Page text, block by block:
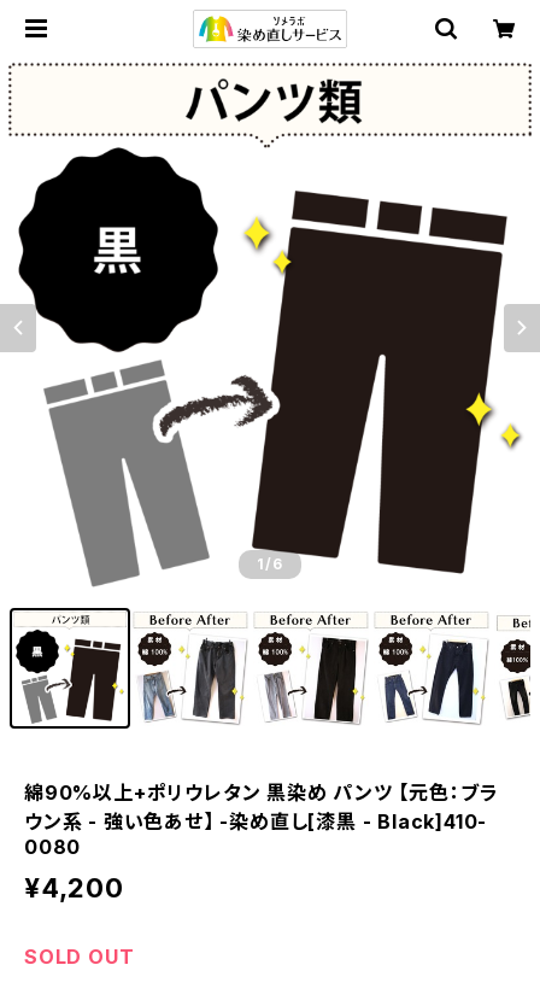
1 /6
綿90%以上+ポリウレタン 黒染め パンツ 【元色：ブラ
ウン系 - 強い色あせ】 -染め直し[漆黒 - Black]410-
0080
¥4,200
SOLD OUT